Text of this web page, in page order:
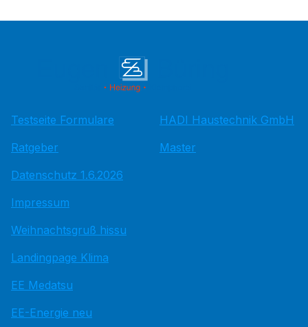
Testseite Formulare
Ratgeber
Datenschutz 1.6.2026
Impressum
Weihnachtsgruß hissu
Landingpage Klima
EE Medatsu
EE-Energie neu
HADI Haustechnik GmbH
Master